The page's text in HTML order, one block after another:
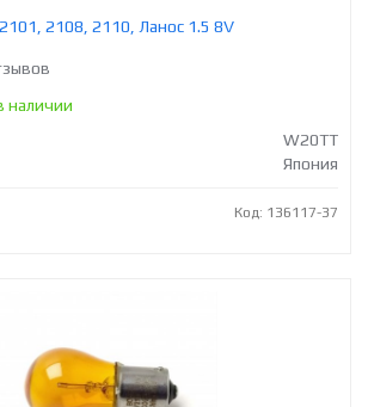
2108, 2110, Ланос 1.5 8V
наличии
W20TT
Япония
Код: 136117-37